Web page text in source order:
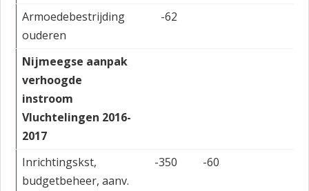
Armoedebestrijding
ouderen
-62
Nijmeegse aanpak
verhoogde
instroom
Vluchtelingen 2016-
2017
Inrichtingskst,
budgetbeheer, aanv.
-350 -60